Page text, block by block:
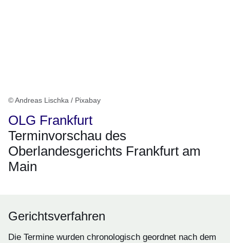
© Andreas Lischka / Pixabay
OLG Frankfurt
Terminvorschau des
Oberlandesgerichts Frankfurt am
Main
Gerichtsverfahren
Die Termine wurden chronologisch geordnet nach dem